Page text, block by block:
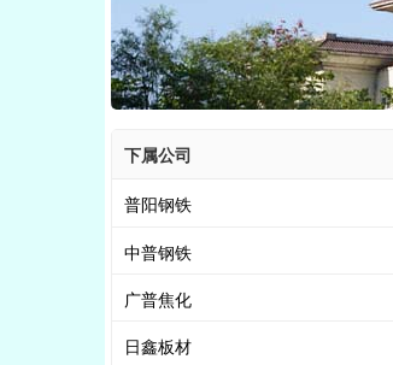
下属公司
普阳钢铁
中普钢铁
广普焦化
日鑫板材